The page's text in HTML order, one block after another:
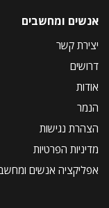
אנשים ומחשבים
יצירת קשר
דרושים
אודות
הנמר
הצהרת נגישות
מדיניות הפרטיות
אפליקציה אנשים